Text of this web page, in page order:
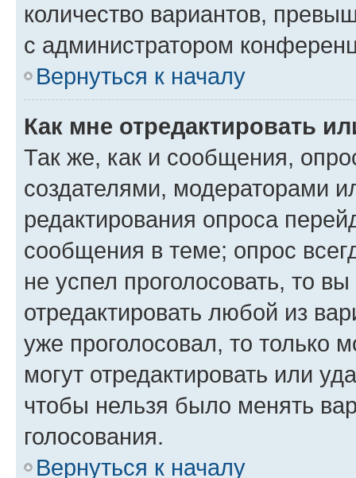
количество вариантов,
с администратором
Вернуться к началу
Как мне отредактировать
Так же, как и сообщения,
создателями, модераторами
редактирования опроса
сообщения в теме; опрос
не успел проголосовать, то
отредактировать любой из
уже проголосовал, то только
могут отредактировать или
чтобы нельзя было менять
голосования.
Вернуться к началу